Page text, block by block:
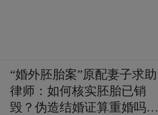
“婚外胚胎案”原配妻子求助
律师：如何核实胚胎已销
毁？伪造结婚证算重婚吗？